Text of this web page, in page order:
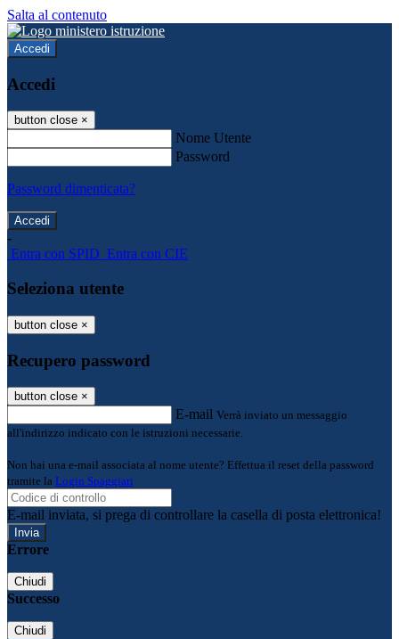
Salta al contenuto
Accedi
Accedi
button close ×
Nome Utente
Password
Password dimenticata?
-
Entra con SPID Entra con CIE
Seleziona utente
button close ×
Recupero password
button close ×
E-mail Verrà inviato un messaggio
all'indirizzo indicato con le istruzioni necessarie.
Non hai una e-mail associata al nome utente? Effettua il reset della password
tramite la Login Spaggiari
E-mail inviata, si prega di controllare la casella di posta elettronica!
Errore
Chiudi
Successo
Chiudi